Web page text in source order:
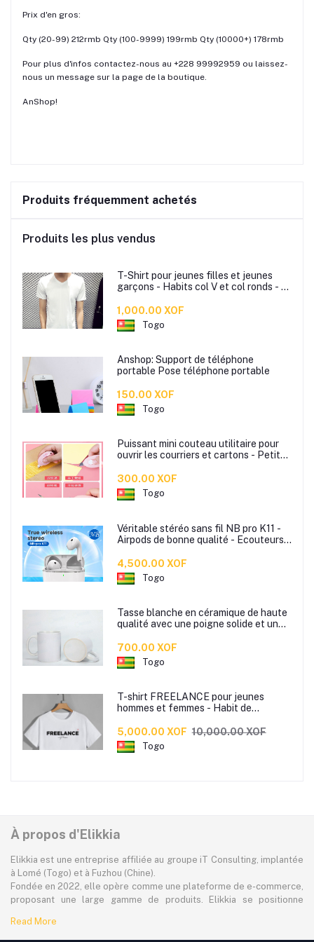
Prix d'en gros:
Qty (20-99) 212rmb Qty (100-9999) 199rmb Qty (10000+) 178rmb
Pour plus d'infos contactez-nous au +228 99992959 ou laissez-
nous un message sur la page de la boutique.
AnShop!
Produits fréquemment achetés
Produits les plus vendus
T-Shirt pour jeunes filles et jeunes
garçons - Habits col V et col ronds - T-
1,000.00 XOF
Togo
Anshop: Support de téléphone
portable Pose téléphone portable
150.00 XOF
Togo
Puissant mini couteau utilitaire pour
ouvrir les courriers et cartons - Petite
lame portable disponible en plusieurs
couleurs
300.00 XOF
Togo
Véritable stéréo sans fil NB pro K11 -
Airpods de bonne qualité - Ecouteurs
4,500.00 XOF
Togo
Tasse blanche en céramique de haute
qualité avec une poigne solide et un
votre café ou the.
700.00 XOF
Togo
T-shirt FREELANCE pour jeunes
hommes et femmes - Habit de
disponible en 3 couleurs
5,000.00 XOF 10,000.00 XOF
Togo
À propos d'Elikkia
Elikkia est une entreprise affiliée au groupe iT Consulting, implantée
à Lomé (Togo) et à Fuzhou (Chine).
Fondée en 2022, elle opère comme une plateforme de e-commerce,
proposant une large gamme de produits. Elikkia se positionne
offrant à la fois la possibilité d'acheter localement et directement
depuis la Chine.
Read More